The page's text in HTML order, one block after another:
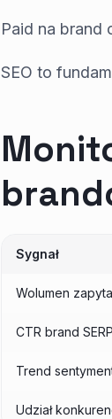
Paid na brand
SEO to
Sygnał
Wolumen
CTR brand SERP
Trend
Udział